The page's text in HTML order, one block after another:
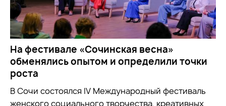
На фестивале «Сочинская весна»
обменялись опытом и определили точки
роста
В Сочи состоялся IV Международный фестиваль
женского социального творчества, креативных